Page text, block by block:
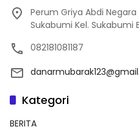
Perum Griya Abdi Negara
Sukabumi Kel. Sukabumi
082181081187
Kategori
BERITA